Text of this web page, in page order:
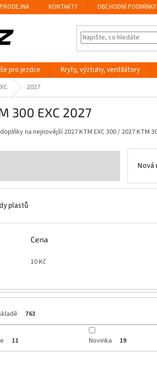
PRODEJNA KONTAKTY OBCHODNÍ PODMÍNKY
pro jezdce Kryty, výztuhy, ventilátory
2027
300 EXC 2027
na nejnovější 2027 KTM EXC 300 / 2027 KTM
Nová
plastů
Cena
10Kč
763
11 Novinka 19